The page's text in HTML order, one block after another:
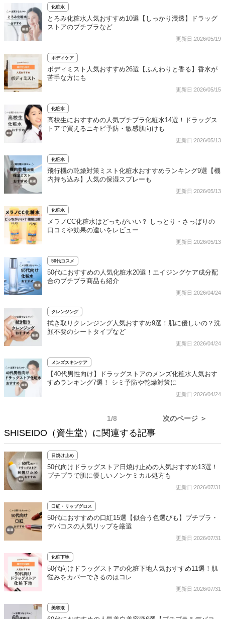
化粧水
とろみ化粧水人気おすすめ10選【しっかり浸透】ドラッグ
ストアのプチプラなど
更新日:2026/05/19
ボディケア
ボディミスト人気おすすめ26選【ふんわりと香る】香水が
苦手な方にも
更新日:2026/05/15
化粧水
高校生におすすめの人気プチプラ化粧水14選！ドラッグス
トアで買えるニキビ予防・敏感肌向けも
更新日:2026/05/13
化粧水
飛行機の乾燥対策ミスト化粧水おすすめランキング9選【機
内持ち込み】人気の保湿スプレーも
更新日:2026/05/13
化粧水
メラノCC化粧水はどっちがいい？ しっとり・さっぱりの
口コミや効果の違いをレビュー
更新日:2026/05/13
50代コスメ
50代におすすめの人気化粧水20選！エイジングケア成分配
合のプチプラ商品も紹介
更新日:2026/04/24
クレンジング
拭き取りクレンジング人気おすすめ9選！肌に優しいの？洗
顔不要のシートタイプなど
更新日:2026/04/24
メンズスキンケア
【40代男性向け】ドラッグストアのメンズ化粧水人気おす
すめランキング7選！ シミ予防や乾燥対策に
更新日:2026/04/24
1/8 次のページ ＞
SHISEIDO（資生堂）に関連する記事
日焼け止め
50代向けドラッグストア日焼け止めの人気おすすめ13選！
プチプラで肌に優しいノンケミカル処方も
更新日:2026/07/31
口紅・リップグロス
50代におすすめの口紅15選【似合う色選びも】プチプラ・
デパコスの人気リップを厳選
更新日:2026/07/31
化粧下地
50代向けドラッグストアの化粧下地人気おすすめ11選！肌
悩みをカバーできるのはコレ
更新日:2026/07/31
美容液